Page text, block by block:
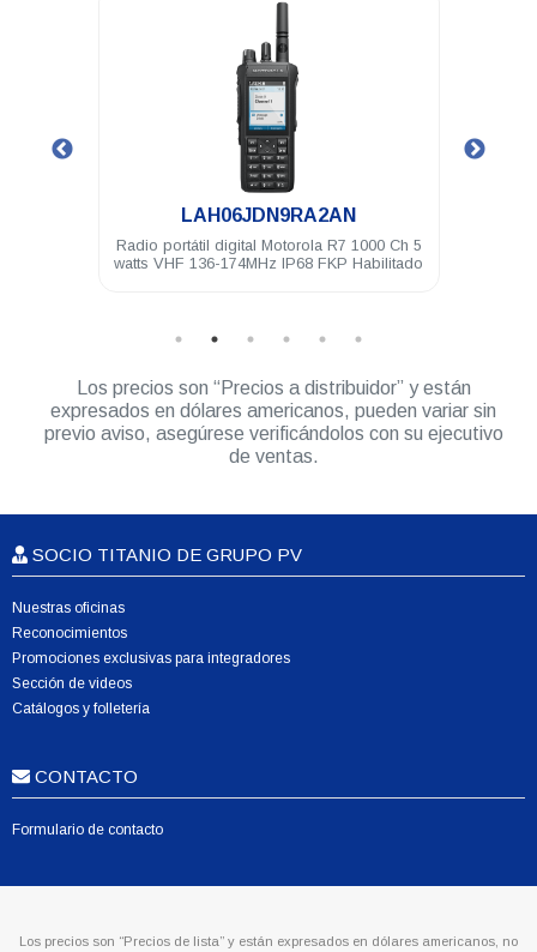
.
LAH06JDN9RA2AN
Radio portátil digital Motorola R7 1000 Ch 5
watts VHF 136-174MHz IP68 FKP Habilitado
Los precios son “Precios a distribuidor” y están
expresados en dólares americanos, pueden variar sin
previo aviso, asegúrese verificándolos con su ejecutivo
de ventas.
SOCIO TITANIO DE GRUPO PV
Nuestras oficinas
Reconocimientos
Promociones exclusivas para integradores
Sección de videos
Catálogos y folletería
CONTACTO
Formulario de contacto
Los precios son “Precios de lista” y están expresados en dólares americanos, no